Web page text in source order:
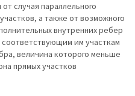
случая параллельного
а также от возможного
внутренних ребер
им участкам
величина которого меньше
прямых участков